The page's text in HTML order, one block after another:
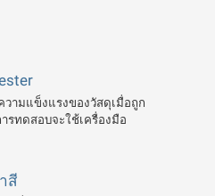
วามแข็งแรงของวัสดุเมื่อถูก
รทดสอบจะใช้เครื่องมือ
สี